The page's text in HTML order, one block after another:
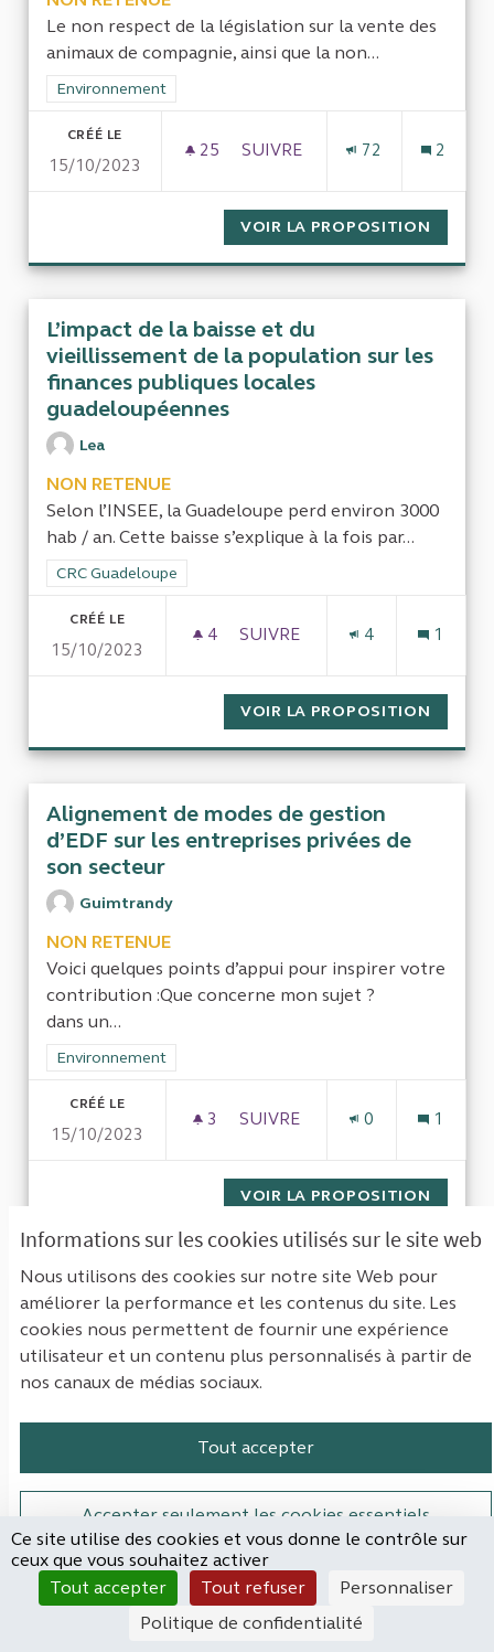
Informations sur les cookies utilisés sur le site web
Nous utilisons des cookies sur notre site Web pour
améliorer la performance et les contenus du site. Les
cookies nous permettent de fournir une expérience
utilisateur et un contenu plus personnalisés à partir de
nos canaux de médias sociaux.
Tout accepter
Accepter seulement les cookies essentiels
Paramètres
Le non respect de la législation sur la vente des
animaux de compagnie, ainsi que la non...
Filtrer les résultats de la catégorie : Environnement
Environnement
CRÉÉ LE
15/10/2023
25 25 ABONNÉS
SUIVRE
72 2
VOIR LA PROPOSITION
L’impact de la baisse et du
vieillissement de la population sur les
finances publiques locales
guadeloupéennes
Lea
NON RETENUE
Selon l’INSEE, la Guadeloupe perd environ 3000
hab / an. Cette baisse s’explique à la fois par...
Filtrer les résultats de la catégorie : CRC Guadeloupe
CRC Guadeloupe
CRÉÉ LE
15/10/2023
4 4 ABONNÉS
SUIVRE
4 1
VOIR LA PROPOSITION
Alignement de modes de gestion
d’EDF sur les entreprises privées de
son secteur
Guimtrandy
NON RETENUE
Voici quelques points d’appui pour inspirer votre
contribution :Que concerne mon sujet ?
dans un...
Filtrer les résultats de la catégorie : Environnement
Environnement
CRÉÉ LE
15/10/2023
3 3 ABONNÉS
SUIVRE
0 1
VOIR LA PROPOSITION
Le recours à la vacation dans la
fonction publique (notamment
universitaire).
Lea
NON RETENUE
Le recours à la vacation dans la fonction
publique semble s’intensifier. Ceci n’est pas sans
être...
Filtrer les résultats de la catégorie : Économie & finances
Économie & finances publiques
CRÉÉ LE
15/10/2023
5 5 ABONNÉS
SUIVRE
LE RECOURS À LA VACATION
Ce site utilise des cookies et vous donne le contrôle sur
ceux que vous souhaitez activer
Tout accepter
Tout refuser
Personnaliser
Politique de confidentialité